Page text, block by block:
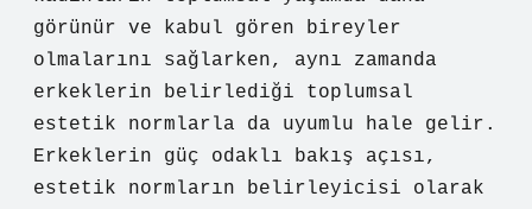
görünür ve kabul gören bireyler
olmalarını sağlarken, aynı zamanda
erkeklerin belirlediği toplumsal
estetik normlarla da uyumlu hale gelir.
Erkeklerin güç odaklı bakış açısı,
estetik normların belirleyicisi olarak